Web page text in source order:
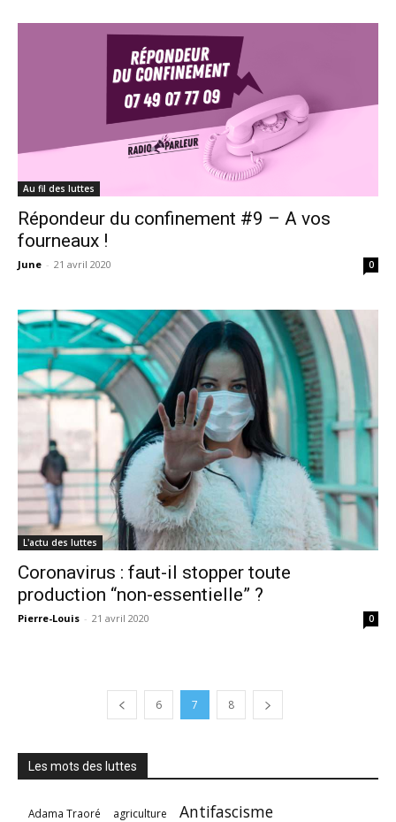
Au fil des luttes
Répondeur du confinement #9 – A vos
fourneaux !
June - 21 avril 2020 0
L'actu des luttes
Coronavirus : faut-il stopper toute
production “non-essentielle” ?
Pierre-Louis - 21 avril 2020 0
6 7 8
Les mots des luttes
Adama Traoré agriculture Antifascisme